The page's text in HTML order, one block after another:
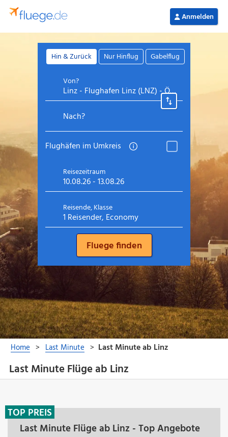
Last Minute Flüge ab Linz
Last Minute Flüge ab Linz - Top Angebote
TOP PREIS